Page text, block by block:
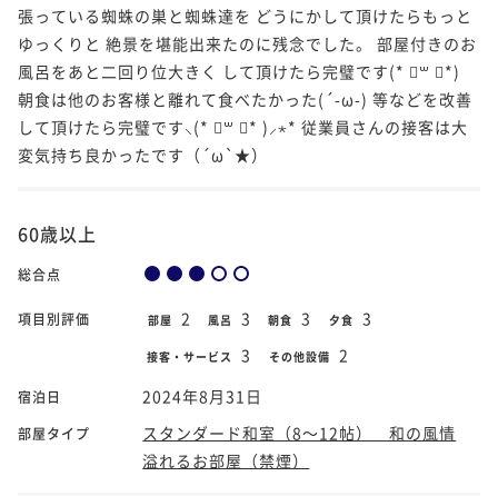
張っている蜘蛛の巣と蜘蛛達を どうにかして頂けたらもっと
ゆっくりと 絶景を堪能出来たのに残念でした。 部屋付きのお
風呂をあと二回り位大きく して頂けたら完璧です(* ॑꒳ ॑*)
朝食は他のお客様と離れて食べたかった(´-ω-) 等などを改善
して頂けたら完璧です⸜(* ॑꒳ ॑* )⸝⋆* 従業員さんの接客は大
変気持ち良かったです（´ω`★）
60歳以上
総合点
項目別評価 部屋 2 風呂 3 朝食 3 夕食 3
接客・サービス 3 その他設備 2
宿泊日 2024年8月31日
部屋タイプ
スタンダード和室（8～12帖） 和の風情
溢れるお部屋（禁煙）